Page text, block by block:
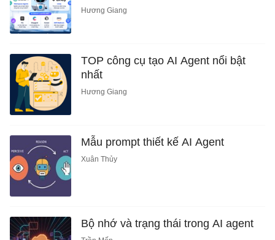
Hương Giang
TOP công cụ tạo AI Agent nổi bật
nhất
Hương Giang
Mẫu prompt thiết kế AI Agent
Xuân Thủy
Bộ nhớ và trạng thái trong AI agent